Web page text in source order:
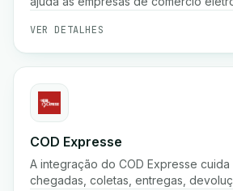
real e otimizar seus processos de
facilidade.
VER DETALHES
COD Expresse
A integração do COD Expresse cuida
chegadas, coletas, entregas,